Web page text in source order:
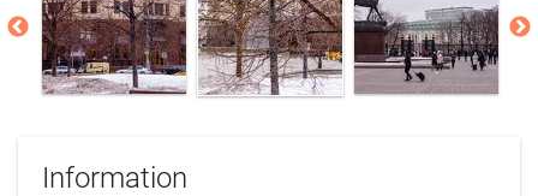
Information